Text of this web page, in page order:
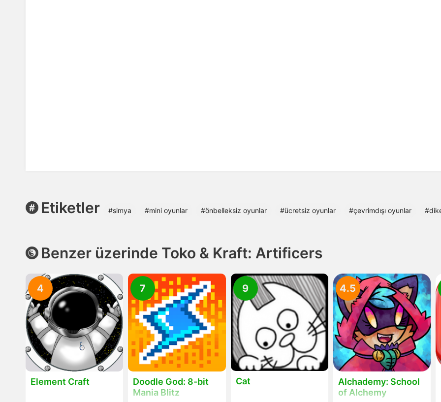
Etiketler #simya #mini oyunlar #önbelleksiz oyunlar #ücretsiz oyunlar #çevrimdışı oyunlar
Benzer üzerinde Toko & Kraft: Artificers
Element Craft
4
Doodle God: 8-bit
Mania Blitz
7
Cat
9
Alchademy: School
of Alchemy
4.5